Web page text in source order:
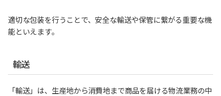
適切な包装を行うことで、安全な輸送や保管に繋がる重要な機
能といえます。
輸送
「輸送」は、生産地から消費地まで商品を届ける物流業務の中